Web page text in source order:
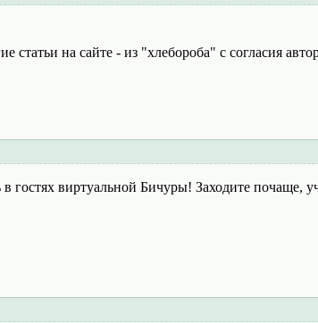
статьи на сайте - из "хлебороба" с согласия
гостях виртуальной Бичуры! Заходите почаще,